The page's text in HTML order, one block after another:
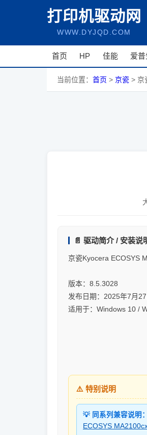
打印机驱动网
WWW.DYJQD.COM
首页 HP 佳能 爱普
当前位置： 首页 > 京瓷 > 京
📄 驱动简介 / 安装说
京瓷Kyocera ECOSYS
版本：8.5.3028
发布日期：2025年7月27
适用于：Windows 10 /
⚠️ 特别说明
💡 同系列兼容说明：
ECOSYS